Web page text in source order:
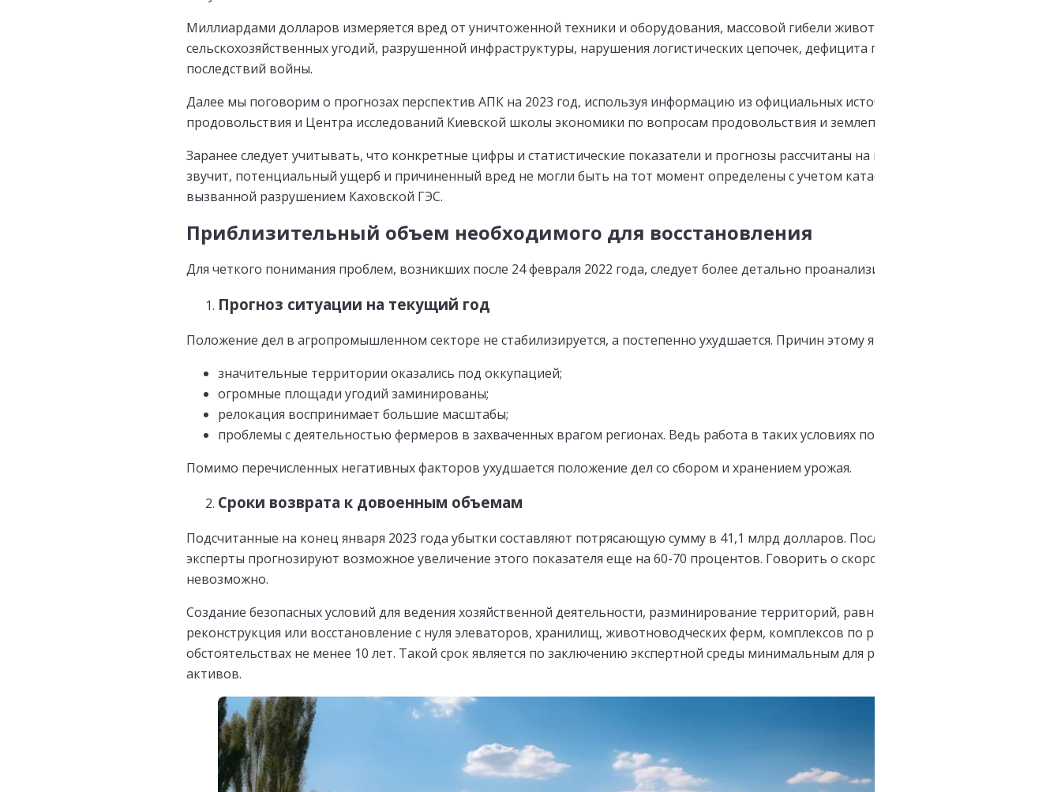
Миллиардами долларов измеряется вред от уничтоженной техники и оборудования, массовой гибели животных, выведенных из
сельскохозяйственных угодий, разрушенной инфраструктуры, нарушения логистических цепочек, дефицита горючего, удобрений,
последствий войны.
Далее мы поговорим о прогнозах перспектив АПК на 2023 год, используя информацию из официальных источников — украинского
продовольствия и Центра исследований Киевской школы экономики по вопросам продовольствия и землепользования.
Заранее следует учитывать, что конкретные цифры и статистические показатели и прогнозы рассчитаны на начало февраля 2023 года.
звучит, потенциальный ущерб и причиненный вред не могли быть на тот момент определены с учетом катастрофы для природы и
вызванной разрушением Каховской ГЭС.
Приблизительный объем необходимого для восстановления
Для четкого понимания проблем, возникших после 24 февраля 2022 года, следует более детально проанализировать следующие
Прогноз ситуации на текущий год
Положение дел в агропромышленном секторе не стабилизируется, а постепенно ухудшается. Причин этому явлению можно насчитать
значительные территории оказались под оккупацией;
огромные площади угодий заминированы;
релокация воспринимает большие масштабы;
проблемы с деятельностью фермеров в захваченных врагом регионах. Ведь работа в таких условиях подпадает под статьи закона
Помимо перечисленных негативных факторов ухудшается положение дел со сбором и хранением урожая.
Сроки возврата к довоенным объемам
Подсчитанные на конец января 2023 года убытки составляют потрясающую сумму в 41,1 млрд долларов. После экокатастрофы на юге
эксперты прогнозируют возможное увеличение этого показателя еще на 60-70 процентов. Говорить о скором возвращении к прежним
невозможно.
Создание безопасных условий для ведения хозяйственной деятельности, разминирование территорий, равных по площади размерам
реконструкция или восстановление с нуля элеваторов, хранилищ, животноводческих ферм, комплексов по разведению птицы требует
обстоятельствах не менее 10 лет. Такой срок является по заключению экспертной среды минимальным для решения проблем с
активов.